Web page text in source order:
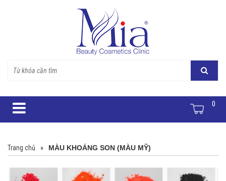
0
Trang chủ » MÀU KHOÁNG SON (MÀU MỸ)